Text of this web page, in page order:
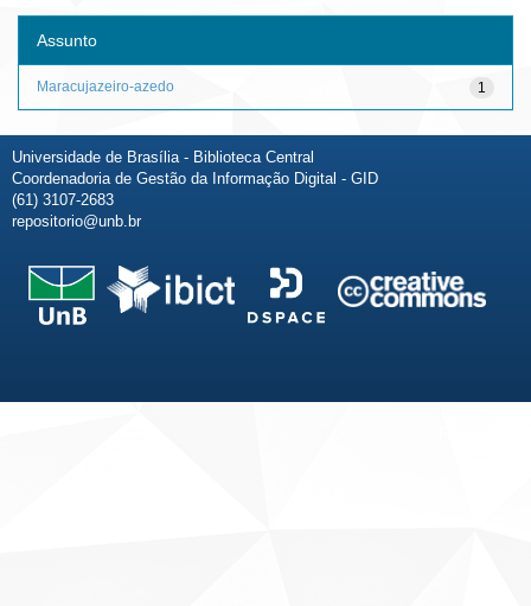
Assunto
1
Maracujazeiro-azedo
Universidade de Brasília - Biblioteca Central
Coordenadoria de Gestão da Informação Digital - GID
(61) 3107-2683
repositorio@unb.br